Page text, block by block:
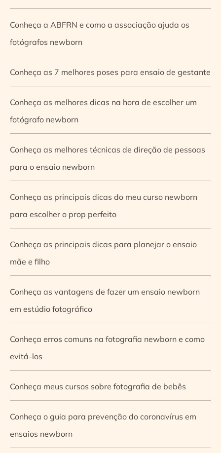
Conheça a ABFRN e como a associação ajuda os
fotógrafos newborn
Conheça as 7 melhores poses para ensaio de gestante
Conheça as melhores dicas na hora de escolher um
fotógrafo newborn
Conheça as melhores técnicas de direção de pessoas
para o ensaio newborn
Conheça as principais dicas do meu curso newborn
para escolher o prop perfeito
Conheça as principais dicas para planejar o ensaio
mãe e filho
Conheça as vantagens de fazer um ensaio newborn
em estúdio fotográfico
Conheça erros comuns na fotografia newborn e como
evitá-los
Conheça meus cursos sobre fotografia de bebês
Conheça o guia para prevenção do coronavírus em
ensaios newborn